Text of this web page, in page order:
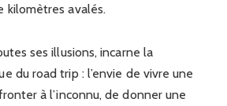
kilomètres avalés.
ses illusions, incarne la
du road trip : l’envie de vivre une
à l’inconnu, de donner une